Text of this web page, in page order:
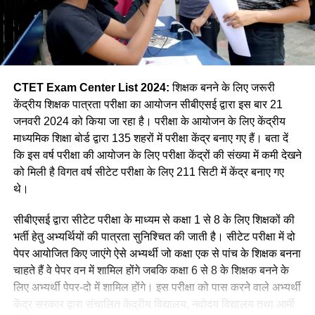
CTET Exam Center List 2024: शिक्षक बनने के लिए जरूरी
केंद्रीय शिक्षक पात्रता परीक्षा का आयोजन सीबीएसई द्वारा इस बार 21
जनवरी 2024 को किया जा रहा है। परीक्षा के आयोजन के लिए केंद्रीय
माध्यमिक शिक्षा बोर्ड द्वारा 135 शहरों में परीक्षा केंद्र बनाए गए हैं। बता दें
कि इस वर्ष परीक्षा की आयोजन के लिए परीक्षा केंद्रों की संख्या में कमी देखने
को मिली है विगत वर्ष सीटेट परीक्षा के लिए 211 सिटी में केंद्र बनाए गए
थे।
सीबीएसई द्वारा सीटेट परीक्षा के माध्यम से कक्षा 1 से 8 के लिए शिक्षकों की
भर्ती हेतु अभ्यर्थियों की पात्रता सुनिश्चित की जाती है। सीटेट परीक्षा में दो
पेपर आयोजित किए जाएंगे ऐसे अभ्यर्थी जो कक्षा एक से पांच के शिक्षक बनना
चाहते हैं वे पेपर वन में शामिल होंगे जबकि कक्षा 6 से 8 के शिक्षक बनने के
लिए अभ्यर्थी पेपर-दो में शामिल होंगे। इस परीक्षा को पास करने वाले अभ्यर्थी
केंद्र सरकार द्वारा संचालित केंद्रीय विद्यालय, नवोदय विद्यालय तथा आर्मी